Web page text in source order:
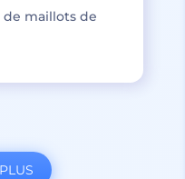
maillots de